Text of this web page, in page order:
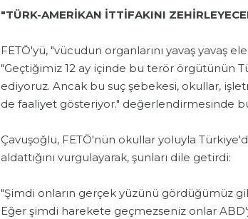
"TÜRK-AMERİKAN İTTİFAKINI
FETÖ'yü, "vücudun organlarını yavaş yavaş
"Geçtiğimiz 12 ay içinde bu terör örgütünün
ediyoruz. Ancak bu suç şebekesi, okullar,
de faaliyet gösteriyor." değerlendirmesinde
Çavuşoğlu, FETÖ'nün okullar yoluyla
aldattığını vurgulayarak, şunları dile getirdi:
"Şimdi onların gerçek yüzünü gördüğümüz
Eğer şimdi harekete geçmezseniz onlar